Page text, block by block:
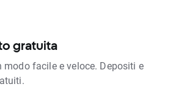
gratuita
facile e veloce. Depositi e